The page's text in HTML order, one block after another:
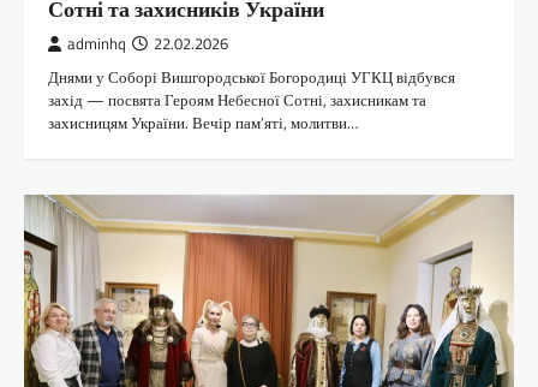
Сотні та захисників України
adminhq 22.02.2026
Днями у Соборі Вишгородської Богородиці УГКЦ відбувся
захід — посвята Героям Небесної Сотні, захисникам та
захисницям України. Вечір пам’яті, молитви…